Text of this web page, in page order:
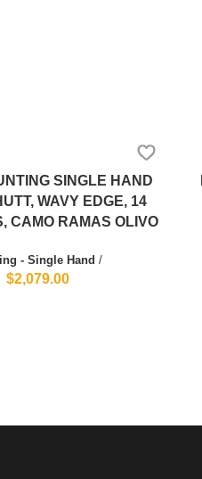
SINGLE HAND
WAVY EDGE, 14
CAMO RAMAS OLIVO
- Single Hand /
$2,079.00